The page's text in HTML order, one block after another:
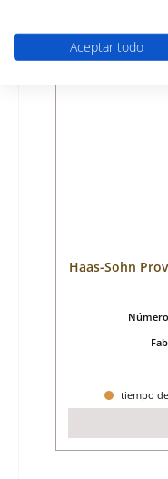
Haas-Sohn
tiempo
Aceptar todo